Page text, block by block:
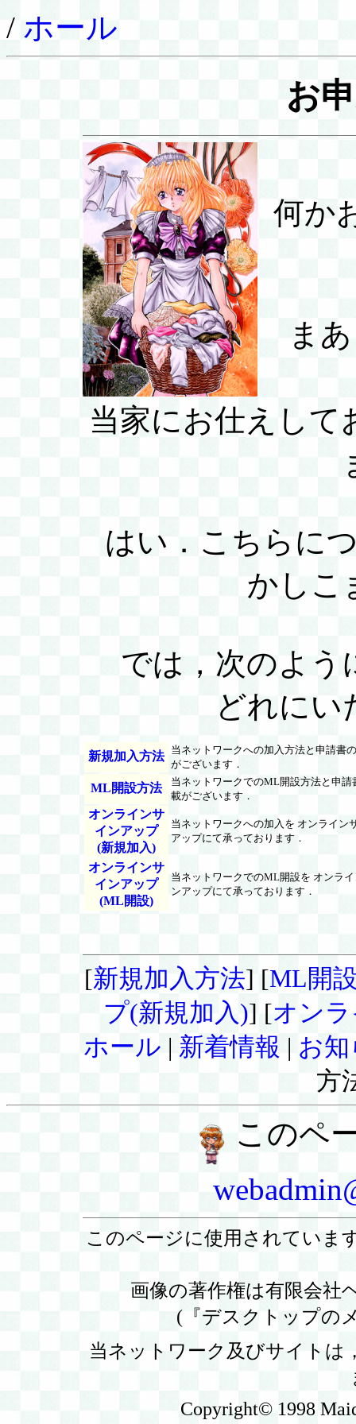
/ ホール
お
何か
ま
当家にお仕えして
はい．こちらに
かしこ
では，次のよう
どれにい
新規加入方法 当ネットワークへの加入方法と申請書
がございます．
ML開設方法
当ネットワークでのML開設方法と申請
載がございます．
オンラインサ
インアップ
(新規加入)
当ネットワークへの加入を オンライン
アップにて承っております．
オンラインサ
インアップ
(ML開設)
当ネットワークでのML開設を オンラ
ンアップにて承っております．
[新規加入方法] [ML開
プ(新規加入)] [オン
ホール | 新着情報 | お
方
このペ
このページに使用されていま
画像の著作権は有限会社
(『デスクトップの
当ネットワーク及びサイトは
Copyright© 1998